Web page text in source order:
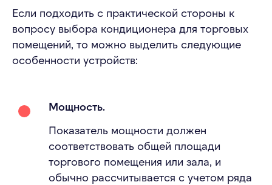
Если подходить с практической стороны к
вопросу выбора кондиционера для торговых
помещений, то можно выделить следующие
особенности устройств:
Мощность.
Показатель мощности должен
соответствовать общей площади
торгового помещения или зала, и
обычно рассчитывается с учетом ряда